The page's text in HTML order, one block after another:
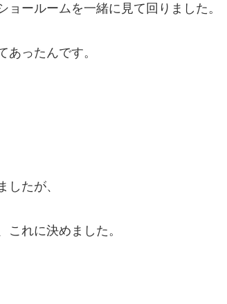
ールームを一緒に見て回りました。
ったんです。
したが、
れに決めました。